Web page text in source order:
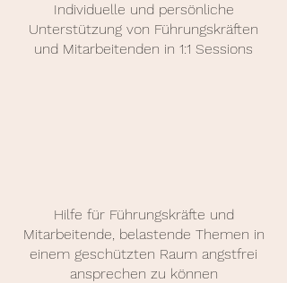
Individuelle und persönliche
Unterstützung von Führungskräften
und Mitarbeitenden in 1:1 Sessions
Hilfe für Führungskräfte und
Mitarbeitende, belastende Themen in
einem geschützten Raum angstfrei
ansprechen zu können